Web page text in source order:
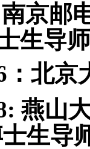
南京邮
生导师
：北
燕山
生导